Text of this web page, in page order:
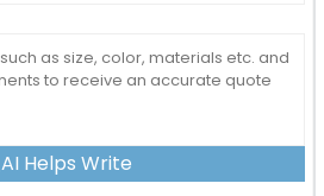
AI Helps Write